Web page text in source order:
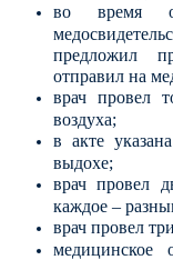
во время
предложил
отправил на
врач провел
воздуха;
в акте
выдохе;
врач провел
каждое –
врач провел
медицинское